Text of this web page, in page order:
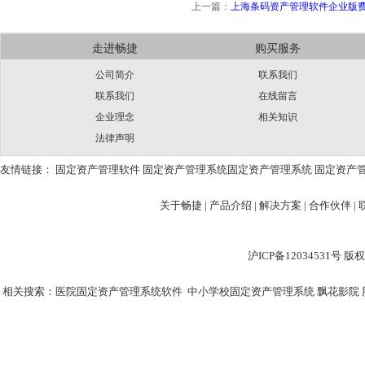
上一篇： 上海条码资产管理软件企业版
走进畅捷
公司简介
联系我们
企业理念
法律声明
购买服务
联系我们
在线留言
相关知识
友情链接： 固定资产管理软件 固定资产管理系统固定资产管理系统 固定资产
关于畅捷 | 产品介绍 | 解决方案 | 合作伙伴 |
沪ICP备12034531号 版
相关搜索： 医院固定资产管理系统软件 中小学校固定资产管理系统 飘花影院